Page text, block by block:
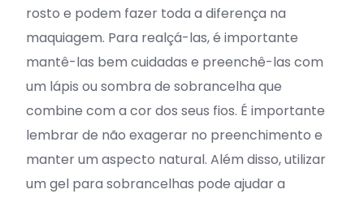
rosto e podem fazer toda a diferença na
maquiagem. Para realçá-las, é importante
mantê-las bem cuidadas e preenchê-las com
um lápis ou sombra de sobrancelha que
combine com a cor dos seus fios. É importante
lembrar de não exagerar no preenchimento e
manter um aspecto natural. Além disso, utilizar
um gel para sobrancelhas pode ajudar a